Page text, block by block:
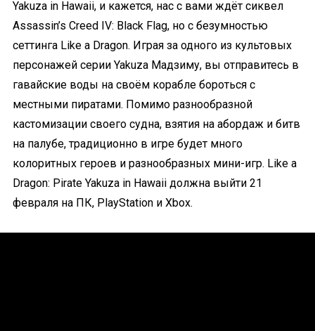
Yakuza in Hawaii, и кажется, нас с вами ждёт сиквел
Assassin’s Creed IV: Black Flag, но с безумностью
сеттинга Like a Dragon. Играя за одного из культовых
персонажей серии Yakuza Мадзиму, вы отправитесь в
гавайские воды на своём корабле бороться с
местными пиратами. Помимо разнообразной
кастомизации своего судна, взятия на абордаж и битв
на палубе, традиционно в игре будет много
колоритных героев и разнообразных мини-игр. Like a
Dragon: Pirate Yakuza in Hawaii должна выйти 21
февраля на ПК, PlayStation и Xbox.